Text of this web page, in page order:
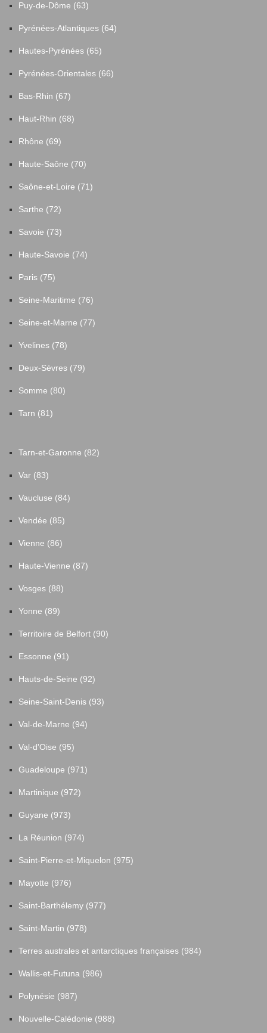
Puy-de-Dôme (63)
Pyrénées-Atlantiques (64)
Hautes-Pyrénées (65)
Pyrénées-Orientales (66)
Bas-Rhin (67)
Haut-Rhin (68)
Rhône (69)
Haute-Saône (70)
Saône-et-Loire (71)
Sarthe (72)
Savoie (73)
Haute-Savoie (74)
Paris (75)
Seine-Maritime (76)
Seine-et-Marne (77)
Yvelines (78)
Deux-Sèvres (79)
Somme (80)
Tarn (81)
Tarn-et-Garonne (82)
Var (83)
Vaucluse (84)
Vendée (85)
Vienne (86)
Haute-Vienne (87)
Vosges (88)
Yonne (89)
Territoire de Belfort (90)
Essonne (91)
Hauts-de-Seine (92)
Seine-Saint-Denis (93)
Val-de-Marne (94)
Val-d'Oise (95)
Guadeloupe (971)
Martinique (972)
Guyane (973)
La Réunion (974)
Saint-Pierre-et-Miquelon (975)
Mayotte (976)
Saint-Barthélemy (977)
Saint-Martin (978)
Terres australes et antarctiques françaises (984)
Wallis-et-Futuna (986)
Polynésie (987)
Nouvelle-Calédonie (988)